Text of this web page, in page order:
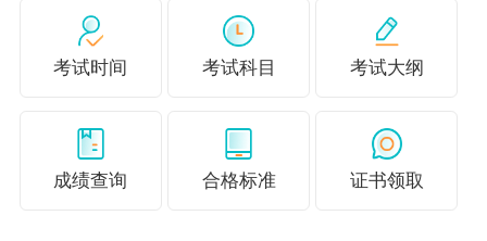
考试时间 考试科目 考试大纲
成绩查询 合格标准 证书领取